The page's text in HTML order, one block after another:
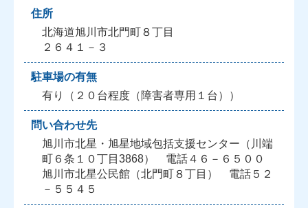
住所
北海道旭川市北門町８丁目
２６４１－３
駐車場の有無
有り（２０台程度（障害者専用１台））
問い合わせ先
旭川市北星・旭星地域包括支援センター（川端
町６条１０丁目3868） 電話４６－６５００
旭川市北星公民館（北門町８丁目） 電話５２
－５５４５